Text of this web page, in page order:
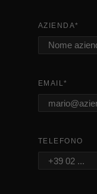
AZIENDA*
EMAIL*
TELEFONO